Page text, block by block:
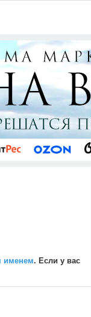
именем. Если у вас